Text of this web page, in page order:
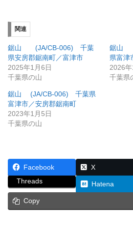
関連
鋸山 (JA/CB-006) 千葉
県安房郡鋸南町／富津市
2025年1月6日
千葉県の山
鋸山
県富津
2026年
千葉県
鋸山 (JA/CB-006) 千葉県
富津市／安房郡鋸南町
2023年1月5日
千葉県の山
Facebook X
Threads
Hatena
Copy